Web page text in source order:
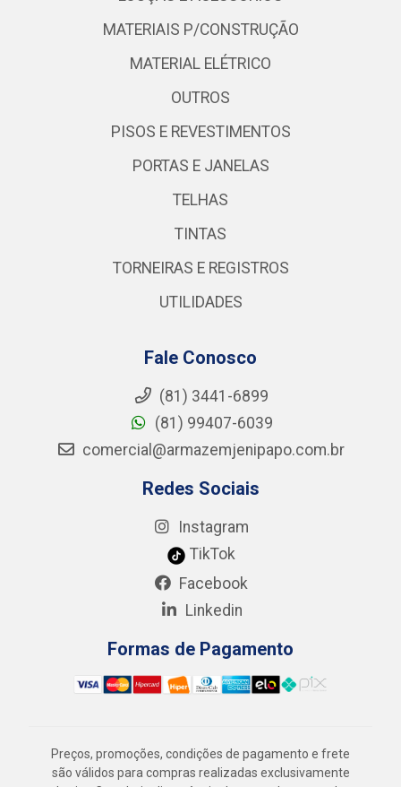
MATERIAIS P/CONSTRUÇÃO
MATERIAL ELÉTRICO
OUTROS
PISOS E REVESTIMENTOS
PORTAS E JANELAS
TELHAS
TINTAS
TORNEIRAS E REGISTROS
UTILIDADES
Fale Conosco
(81) 3441-6899
(81) 99407-6039
comercial@armazemjenipapo.com.br
Redes Sociais
Instagram
TikTok
Facebook
Linkedin
Formas de Pagamento
Preços, promoções, condições de pagamento e frete
são válidos para compras realizadas exclusivamente